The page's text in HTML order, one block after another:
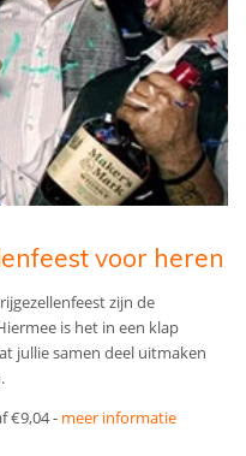
voor heren
zijn de
is het in een klap
jullie samen deel uitmaken
€9,04 - meer informatie